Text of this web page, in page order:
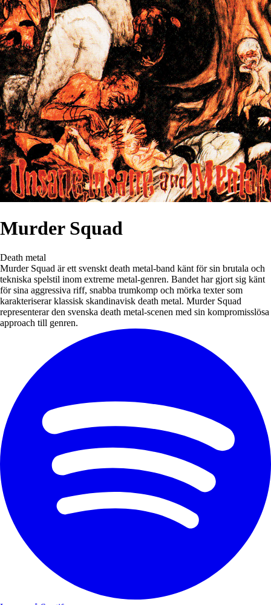
Murder Squad
Death metal
Murder Squad är ett svenskt death metal-band känt för sin brutala och
tekniska spelstil inom extreme metal-genren. Bandet har gjort sig känt
för sina aggressiva riff, snabba trumkomp och mörka texter som
karakteriserar klassisk skandinavisk death metal. Murder Squad
representerar den svenska death metal-scenen med sin kompromisslösa
approach till genren.